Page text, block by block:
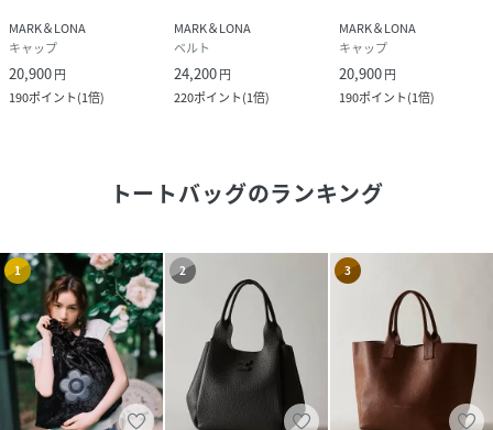
MARK＆LONA
キャップ
20,900円
190ポイント(1倍)
MARK＆LONA
ベルト
24,200円
220ポイント(1倍)
MARK＆LONA
キャップ
20,900円
190ポイント(1倍)
トートバッグのランキング
1 2 3